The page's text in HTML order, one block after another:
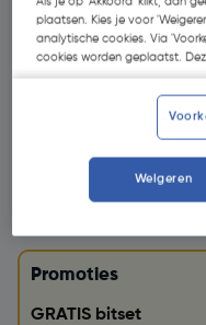
€ 12,38
Kies productvariant
Promoties
GRATIS bitset
plaatsen. Kies je voor
analytische cookies. Via
cookies worden geplaatst.
Weigeren